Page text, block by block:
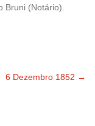
Bruni (Notário).
6 Dezembro 1852 →